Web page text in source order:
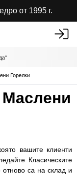
от 1995 г.
Горелки
вашите клиенти
Класическите
са на склад и